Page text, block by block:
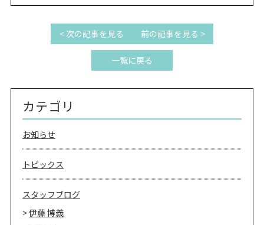
< 次の記事を見る
一覧に戻る
前の記事を見る >
カテゴリ
お知らせ
トピックス
スタッフブログ
伊藤 博義